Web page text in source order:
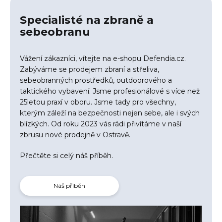
Specialisté na zbraně a
sebeobranu
Vážení zákazníci, vítejte na e-shopu Defendia.cz.
Zabýváme se prodejem zbraní a střeliva,
sebeobranných prostředků, outdoorového a
taktického vybavení. Jsme profesionálové s více než
25letou praxí v oboru. Jsme tady pro všechny,
kterým záleží na bezpečnosti nejen sebe, ale i svých
blízkých. Od roku 2023 vás rádi přivítáme v naší
zbrusu nové prodejně v Ostravě.
Přečtěte si celý náš příběh.
Náš příběh